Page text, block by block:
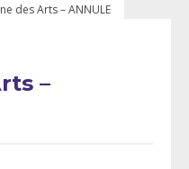
des Arts – ANNULE
–